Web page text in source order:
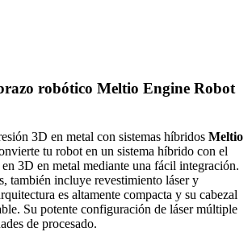
robótico Meltio Engine Robot
3D en metal con sistemas híbridos Meltio
tu robot en un sistema híbrido con el
3D en metal mediante una fácil integración.
también incluye revestimiento láser y
es altamente compacta y su cabezal
Su potente configuración de láser múltiple
de procesado.